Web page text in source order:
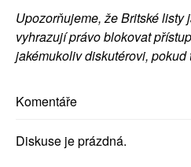
Upozorňujeme, že Britské listy
vyhrazují právo blokovat
jakémukoliv diskutérovi,
Komentáře
Diskuse je prázdná.